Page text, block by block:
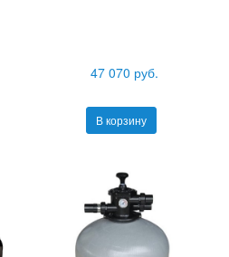
47 070 руб.
В корзину